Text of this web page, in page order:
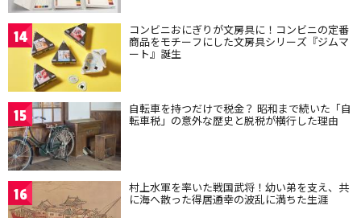
14 コンビニおにぎりが文房具に！コンビニの定番
商品をモチーフにした文房具シリーズ『ジムマ
ート』誕生
15 自転車を持つだけで税金？ 昭和まで続いた「自
転車税」の意外な歴史と脱税が横行した理由
16 村上水軍を率いた戦国武将！幼い弟を支え、共
に海へ散った得居通幸の波乱に満ちた生涯